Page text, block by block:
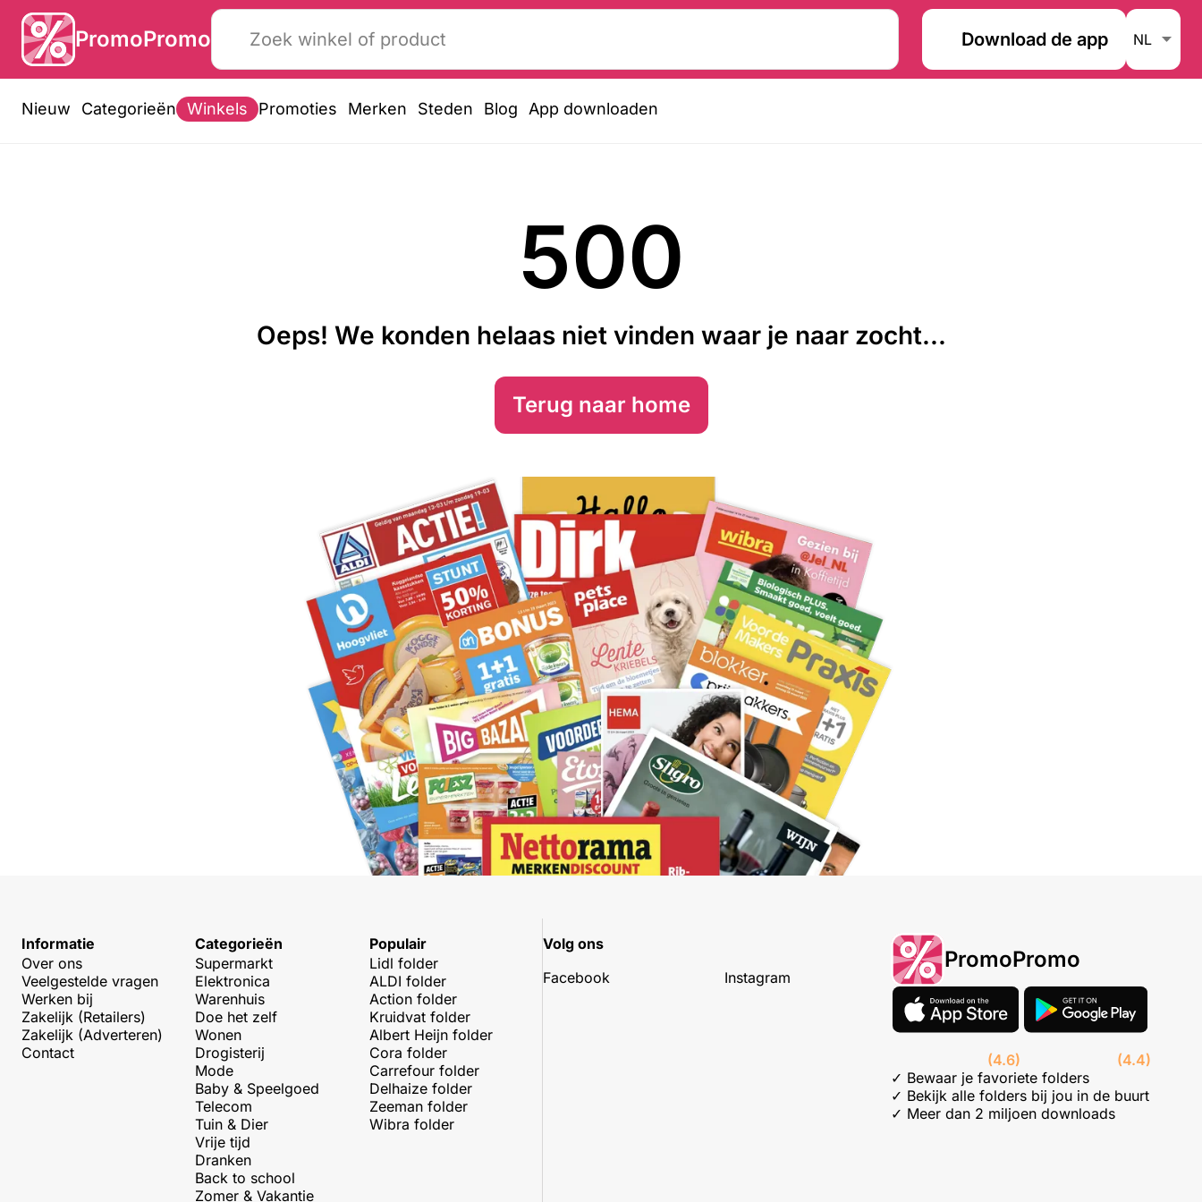
PromoPromo Download de app
Nieuw Categorieën Winkels Promoties Merken Steden Blog App downloaden
500
Oeps! We konden helaas niet vinden waar je naar zocht...
Terug naar home
Informatie
Over ons
Veelgestelde vragen
Werken bij
Zakelijk (Retailers)
Zakelijk (Adverteren)
Contact
Categorieën
Supermarkt
Elektronica
Warenhuis
Doe het zelf
Wonen
Drogisterij
Mode
Baby & Speelgoed
Telecom
Tuin & Dier
Vrije tijd
Dranken
Back to school
Zomer & Vakantie
Populair
Lidl folder
ALDI folder
Action folder
Kruidvat folder
Albert Heijn folder
Cora folder
Carrefour folder
Delhaize folder
Zeeman folder
Wibra folder
Volg ons
Facebook
Instagram
PromoPromo
(4.6)
(4.4)
✓ Bewaar je favoriete folders
✓ Bekijk alle folders bij jou in de buurt
✓ Meer dan 2 miljoen downloads